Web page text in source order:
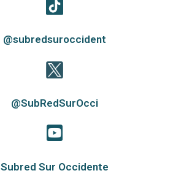
@subredsuroccident
@SubRedSurOcci
Subred Sur Occidente